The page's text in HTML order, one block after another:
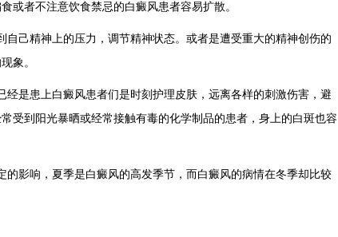
或者不注意饮食禁忌的白癜风患者容易扩散。
己精神上的压力，调节精神状态。或者是遭受重大的精神创伤的
象。
是患上白癜风患者们是时刻护理皮肤，远离各样的刺激伤害，避
受到阳光暴晒或经常接触有毒的化学制品的患者，身上的白斑也容
影响，夏季是白癜风的高发季节，而白癜风的病情在冬季却比较